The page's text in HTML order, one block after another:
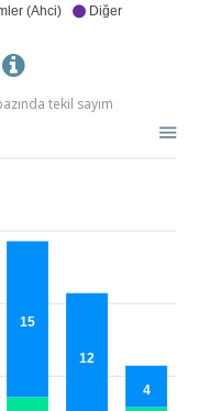
(Ahci)
Diğer
tekil sayım
15
12
4